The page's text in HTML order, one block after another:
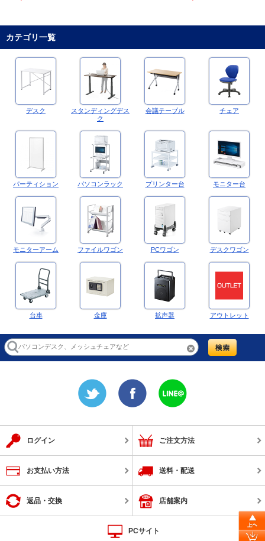
カテゴリ一覧
デスク
スタンディングデス
ク
会議テーブル チェア
パーティション パソコンラック プリンター台 モニター台
モニターアーム ファイルワゴン PCワゴン デスクワゴン
台車 金庫 拡声器 アウトレット
ログイン ご注文方法
お支払い方法 送料・配送
返品・交換 店舗案内
PCサイト